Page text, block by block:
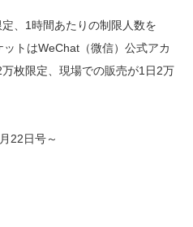
、1時間あたりの制限人数を
トはWeChat（微信）公式アカ
枚限定、現場での販売が1日2万
22日号～